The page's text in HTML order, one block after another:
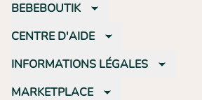
BEBEBOUTIK
CENTRE D'AIDE
INFORMATIONS LÉGALES
MARKETPLACE